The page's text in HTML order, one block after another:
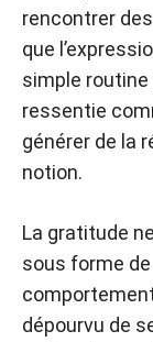
rencontrer
que
simple
ressentie
générer de la
notion.
La gratitude
sous forme
dépourvu de